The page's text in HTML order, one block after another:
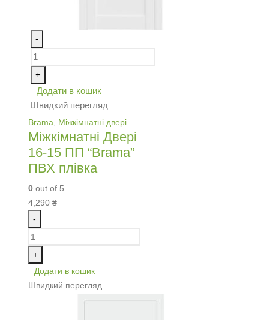
-
+
Додати в кошик
Швидкий перегляд
Brama Міжкімнатні двері
Міжкімнатні Двері
16-15 ПП “Brama”
ПВХ плівка
0 out of 5
4,290 ₴
-
+
Додати в кошик
Швидкий перегляд